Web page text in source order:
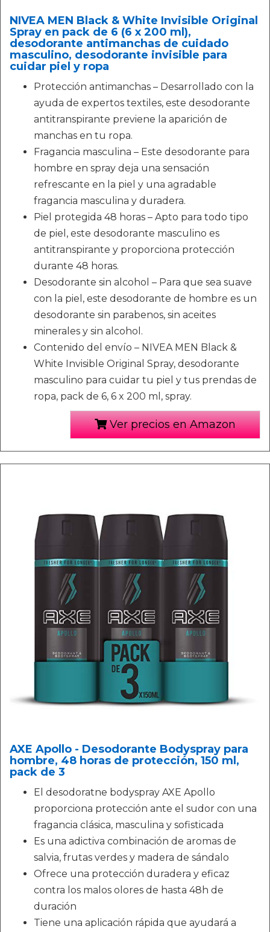
NIVEA MEN Black & White Invisible Original
Spray en pack de 6 (6 x 200 ml),
desodorante antimanchas de cuidado
masculino, desodorante invisible para
cuidar piel y ropa
Protección antimanchas – Desarrollado con la
ayuda de expertos textiles, este desodorante
antitranspirante previene la aparición de
manchas en tu ropa.
Fragancia masculina – Este desodorante para
hombre en spray deja una sensación
refrescante en la piel y una agradable
fragancia masculina y duradera.
Piel protegida 48 horas – Apto para todo tipo
de piel, este desodorante masculino es
antitranspirante y proporciona protección
durante 48 horas.
Desodorante sin alcohol – Para que sea suave
con la piel, este desodorante de hombre es un
desodorante sin parabenos, sin aceites
minerales y sin alcohol.
Contenido del envío – NIVEA MEN Black &
White Invisible Original Spray, desodorante
masculino para cuidar tu piel y tus prendas de
ropa, pack de 6, 6 x 200 ml, spray.
Ver precios en Amazon
AXE Apollo - Desodorante Bodyspray para
hombre, 48 horas de protección, 150 ml,
pack de 3
El desodoratne bodyspray AXE Apollo
proporciona protección ante el sudor con una
fragancia clásica, masculina y sofisticada
Es una adictiva combinación de aromas de
salvia, frutas verdes y madera de sándalo
Ofrece una protección duradera y eficaz
contra los malos olores de hasta 48h de
duración
Tiene una aplicación rápida que ayudará a